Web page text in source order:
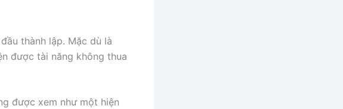
thành lập. Mặc dù là
được tài năng không thua
được xem như một hiện